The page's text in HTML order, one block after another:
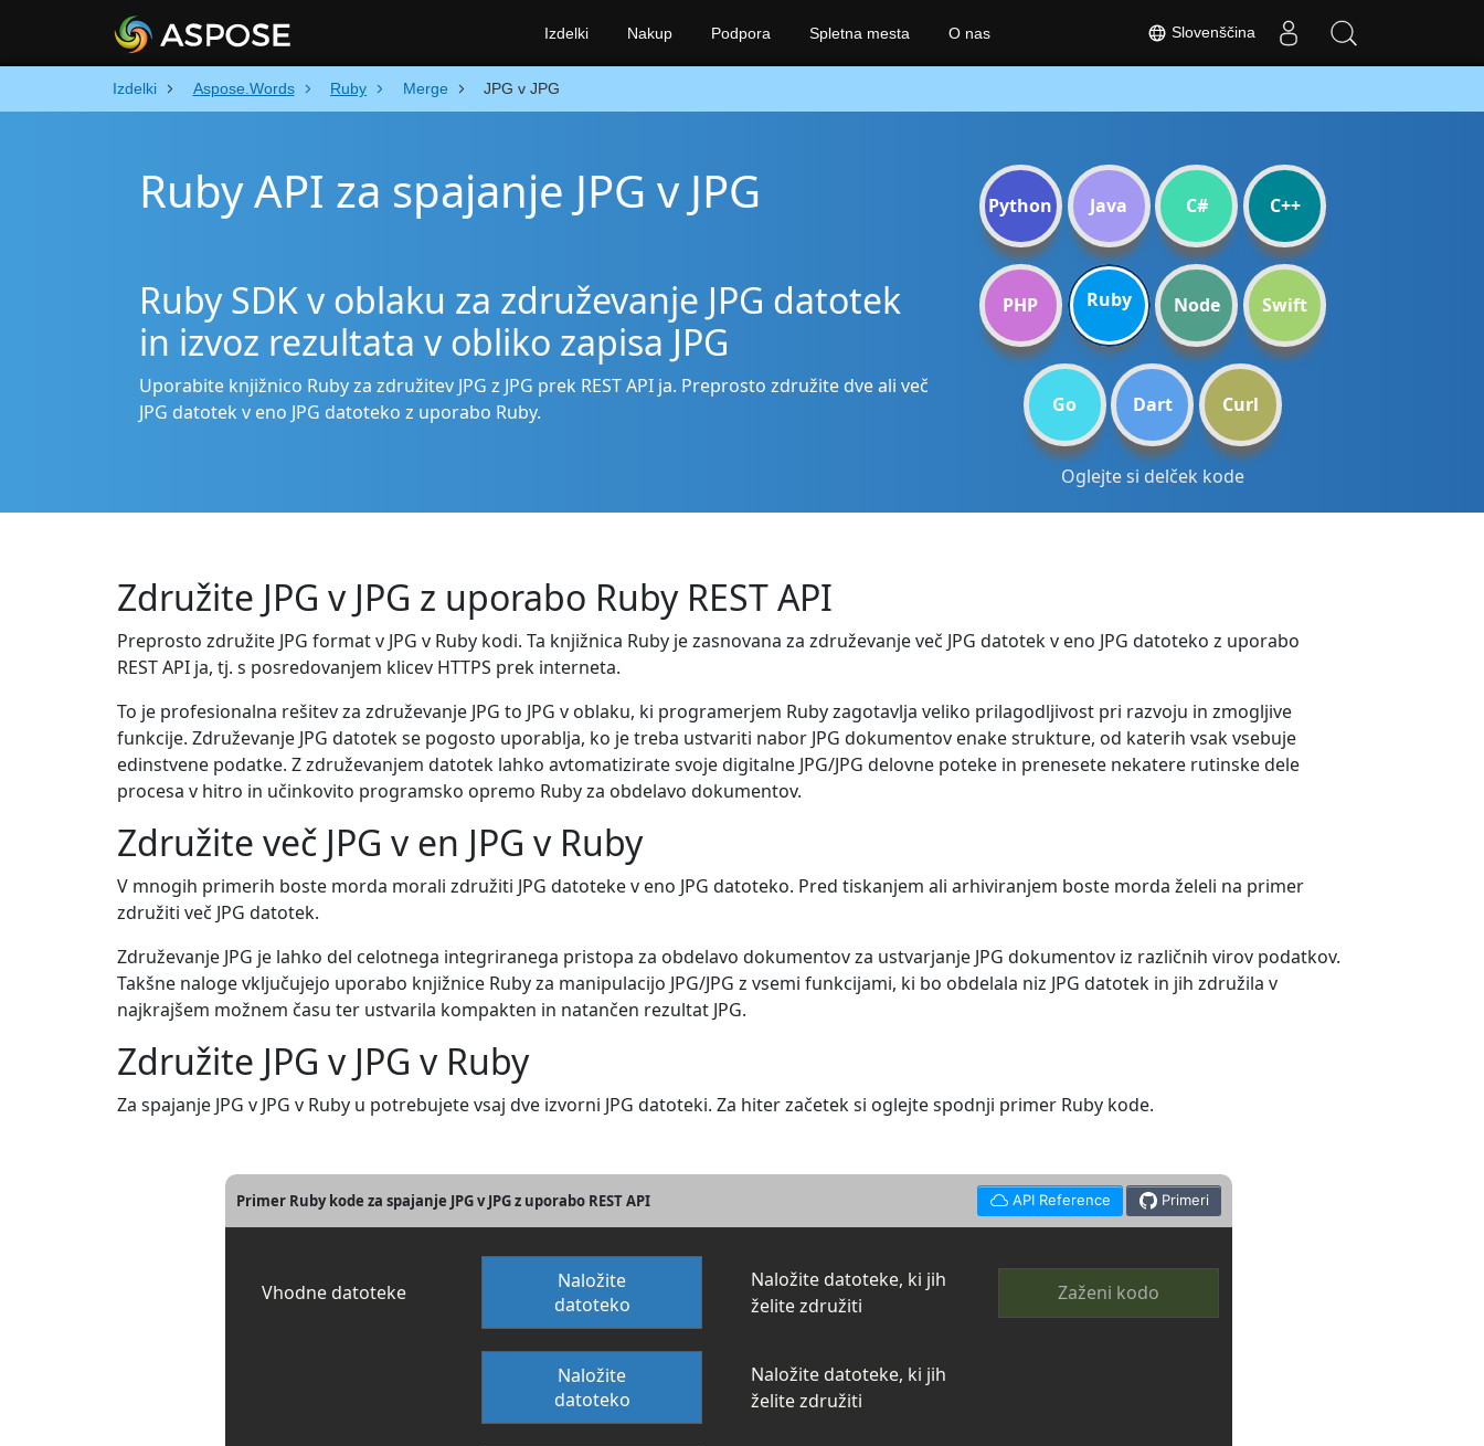
Izdelki Aspose.Words Ruby Merge JPG v JPG
Ruby API za spajanje JPG v JPG
Ruby SDK v oblaku za združevanje JPG datotek
in izvoz rezultata v obliko zapisa JPG
Uporabite knjižnico Ruby za združitev JPG z JPG prek REST API ja. Preprosto združite dve ali več
JPG datotek v eno JPG datoteko z uporabo Ruby.
Python Java C# C++
PHP Ruby Node Swift
Go Dart Curl
Oglejte si delček kode
Združite JPG v JPG z uporabo Ruby REST API
Preprosto združite JPG format v JPG v Ruby kodi. Ta knjižnica Ruby je zasnovana za združevanje več JPG datotek v eno JPG datoteko z uporabo
REST API ja, tj. s posredovanjem klicev HTTPS prek interneta.
To je profesionalna rešitev za združevanje JPG to JPG v oblaku, ki programerjem Ruby zagotavlja veliko prilagodljivost pri razvoju in zmogljive
funkcije. Združevanje JPG datotek se pogosto uporablja, ko je treba ustvariti nabor JPG dokumentov enake strukture, od katerih vsak vsebuje
edinstvene podatke. Z združevanjem datotek lahko avtomatizirate svoje digitalne JPG/JPG delovne poteke in prenesete nekatere rutinske dele
procesa v hitro in učinkovito programsko opremo Ruby za obdelavo dokumentov.
Združite več JPG v en JPG v Ruby
V mnogih primerih boste morda morali združiti JPG datoteke v eno JPG datoteko. Pred tiskanjem ali arhiviranjem boste morda želeli na primer
združiti več JPG datotek.
Združevanje JPG je lahko del celotnega integriranega pristopa za obdelavo dokumentov za ustvarjanje JPG dokumentov iz različnih virov podatkov.
Takšne naloge vključujejo uporabo knjižnice Ruby za manipulacijo JPG/JPG z vsemi funkcijami, ki bo obdelala niz JPG datotek in jih združila v
najkrajšem možnem času ter ustvarila kompakten in natančen rezultat JPG.
Združite JPG v JPG v Ruby
Za spajanje JPG v JPG v Ruby u potrebujete vsaj dve izvorni JPG datoteki. Za hiter začetek si oglejte spodnji primer Ruby kode.
Primer Ruby kode za spajanje JPG v JPG z uporabo REST API API Reference Primeri
Vhodne datoteke
Naložite
datoteko
Naložite datoteke, ki jih
želite združiti
Zaženi kodo
Naložite
datoteko
Naložite datoteke, ki jih
želite združiti
Slovenščina
Izdelki Nakup Podpora Spletna mesta O nas